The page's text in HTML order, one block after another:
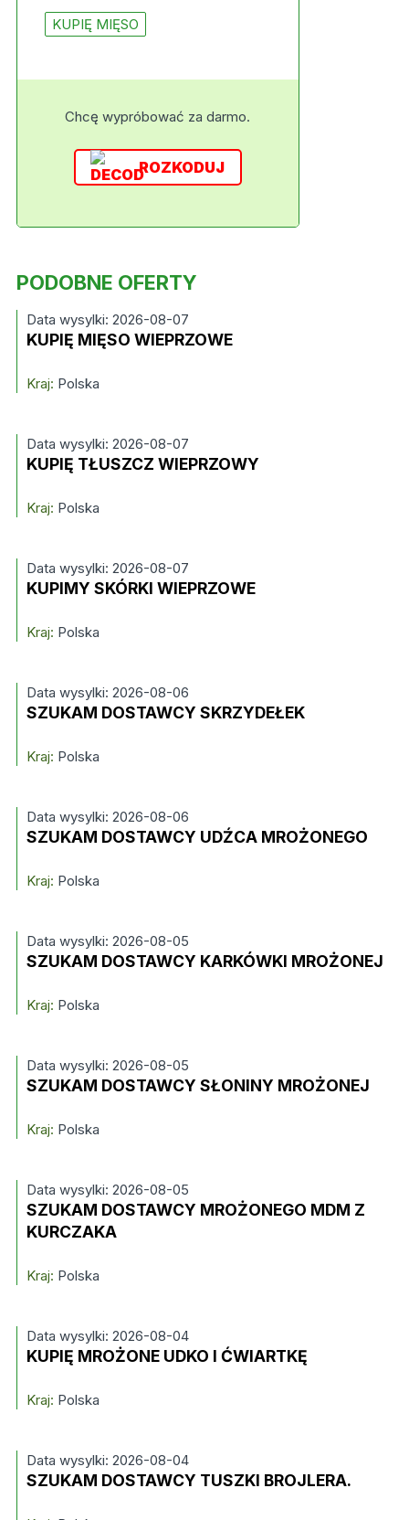
KUPIĘ MIĘSO
Chcę wypróbować za darmo.
ROZKODUJ
PODOBNE OFERTY
Data wysylki: 2026-08-07
KUPIĘ MIĘSO WIEPRZOWE
Kraj: Polska
Data wysylki: 2026-08-07
KUPIĘ TŁUSZCZ WIEPRZOWY
Kraj: Polska
Data wysylki: 2026-08-07
KUPIMY SKÓRKI WIEPRZOWE
Kraj: Polska
Data wysylki: 2026-08-06
SZUKAM DOSTAWCY SKRZYDEŁEK
Kraj: Polska
Data wysylki: 2026-08-06
SZUKAM DOSTAWCY UDŹCA MROŻONEGO
Kraj: Polska
Data wysylki: 2026-08-05
SZUKAM DOSTAWCY KARKÓWKI MROŻONEJ
Kraj: Polska
Data wysylki: 2026-08-05
SZUKAM DOSTAWCY SŁONINY MROŻONEJ
Kraj: Polska
Data wysylki: 2026-08-05
SZUKAM DOSTAWCY MROŻONEGO MDM Z
KURCZAKA
Kraj: Polska
Data wysylki: 2026-08-04
KUPIĘ MROŻONE UDKO I ĆWIARTKĘ
Kraj: Polska
Data wysylki: 2026-08-04
SZUKAM DOSTAWCY TUSZKI BROJLERA.